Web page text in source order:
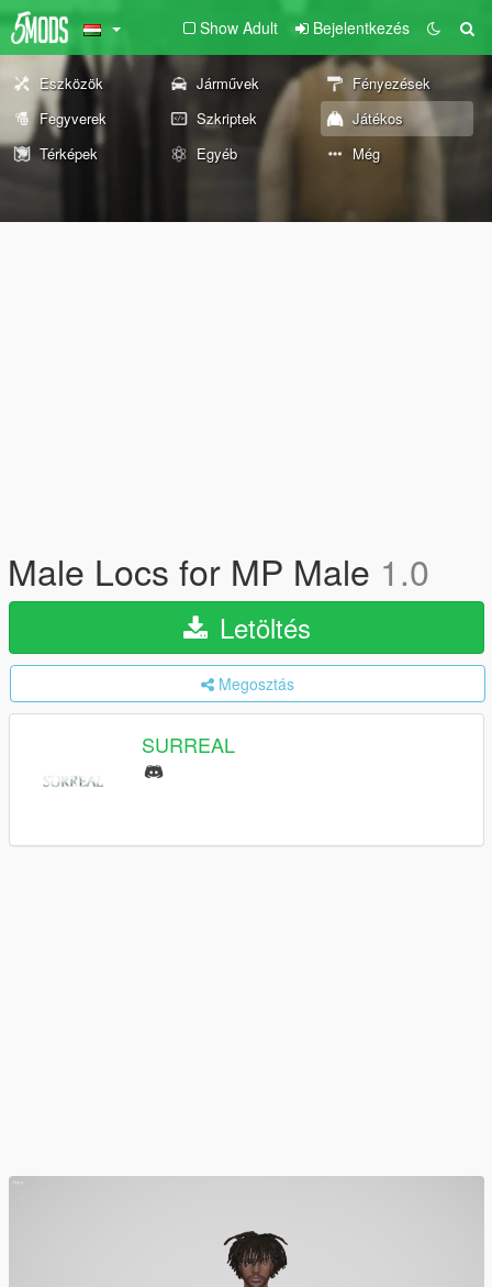
Show Adult Bejelentkezés
Eszközök Járművek
Fényezések
Fegyverek
Szkriptek
Játékos
Térképek
Egyéb Még
Male Locs for MP Male 1.0
Letöltés
Megosztás
SURREAL